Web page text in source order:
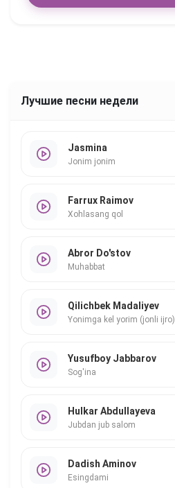
Лучшие песни недели
Jasmina
Jonim jonim
Farrux Raimov
Xohlasang qol
Abror Do'stov
Muhabbat
Qilichbek Madaliyev
Yonimga kel yorim (jonli ijro)
Yusufboy Jabbarov
Sog'ina
Hulkar Abdullayeva
Jubdan jub salom
Dadish Aminov
Esingdami